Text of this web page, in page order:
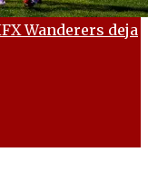
Wanderers deja